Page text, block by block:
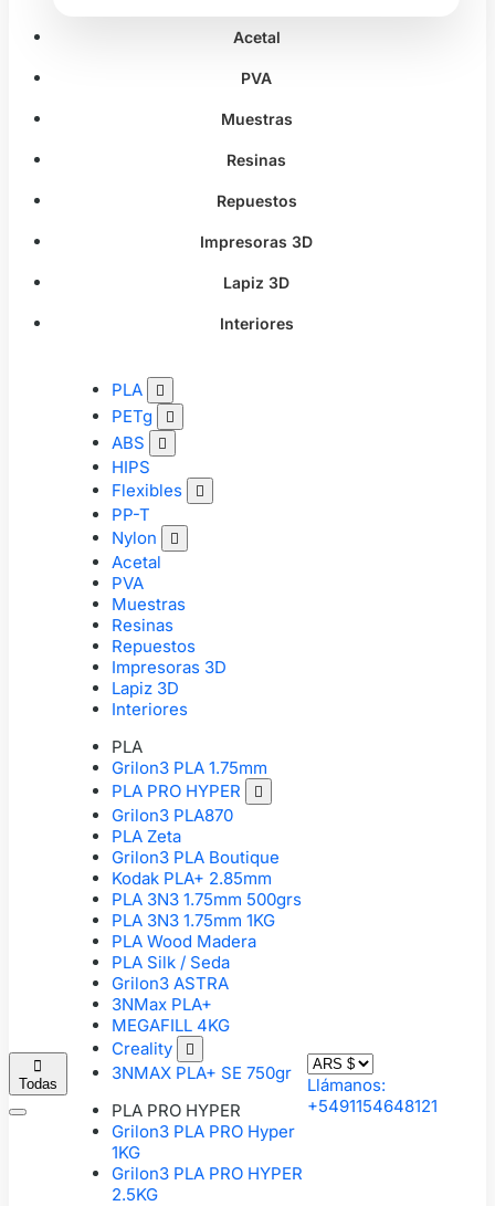
Acetal
PVA
Muestras
Resinas
Repuestos
Impresoras 3D
Lapiz 3D
Interiores

Todas
PLA 
PETg 
ABS 
HIPS
Flexibles

PP-T
Nylon

Acetal
PVA
Muestras
Resinas
Repuestos
Impresoras 3D
Lapiz 3D
Interiores
PLA
Grilon3 PLA 1.75mm
PLA PRO HYPER

Grilon3 PLA870
PLA Zeta
Grilon3 PLA Boutique
Kodak PLA+ 2.85mm
PLA 3N3 1.75mm 500grs
PLA 3N3 1.75mm 1KG
PLA Wood Madera
PLA Silk / Seda
Grilon3 ASTRA
3NMax PLA+
MEGAFILL 4KG
Creality

3NMAX PLA+ SE 750gr
PLA PRO HYPER
Grilon3 PLA PRO Hyper
1KG
Grilon3 PLA PRO HYPER
2.5KG
Llámanos:
+5491154648121